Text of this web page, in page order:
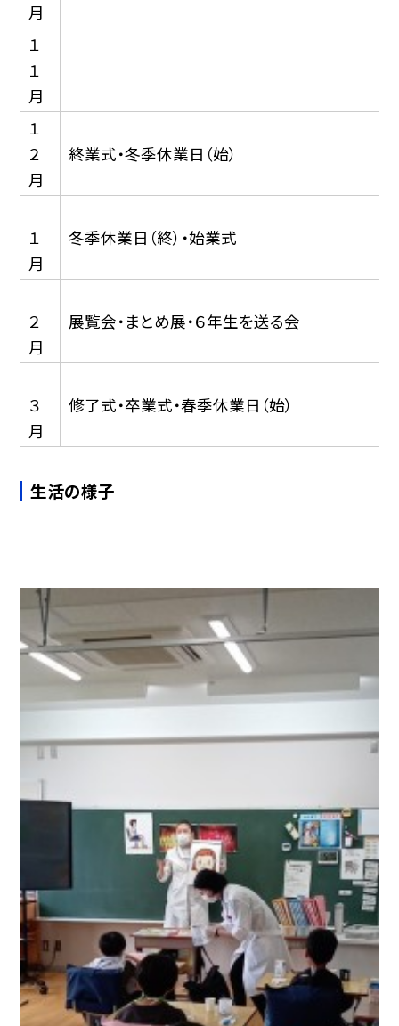
月
１
１
月
１
２
月
終業式・冬季休業日（始）
１
月
冬季休業日（終）・始業式
２
月
展覧会・まとめ展・６年生を送る会
３
月
修了式・卒業式・春季休業日（始）
生活の様子